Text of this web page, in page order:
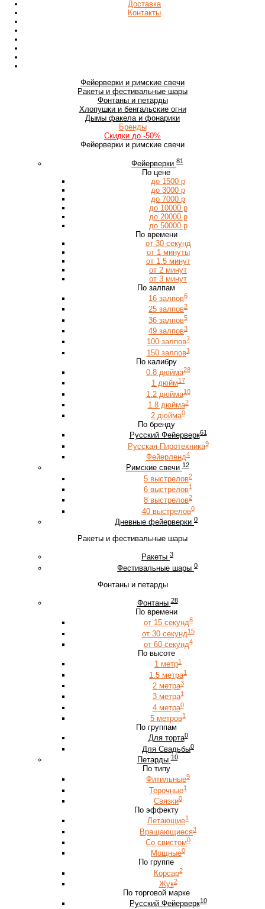
Доставка
Контакты
Фейерверки и римские свечи
Ракеты и фестивальные шары
Фонтаны и петарды
Хлопушки и бенгальские огни
Дымы факела и фонарики
Бренды
Скидки до -50%
Фейерверки и римские свечи
Фейерверки 81
По цене
до 1500 р
до 3000 р
до 7000 р
до 10000 р
до 20000 р
до 50000 р
По времени
от 30 секунд
от 1 минуты
от 1.5 минут
от 2 минут
от 3 минут
По залпам
16 залпов6
25 залпов2
36 залпов5
49 залпов3
100 залпов7
150 залпов1
По калибру
0.8 дюйма28
1 дюйм17
1.2 дюйма10
1.8 дюйма2
2 дюйма0
По бренду
Русский Фейерверк61
Русская Пиротехника9
Фейерленд4
Римские свечи 12
5 выстрелов2
6 выстрелов1
8 выстрелов2
40 выстрелов0
Дневные фейерверки 0
Ракеты и фестивальные шары
Ракеты 3
Фестивальные шары 0
Фонтаны и петарды
Фонтаны 28
По времени
от 15 секунд8
от 30 секунд15
от 60 секунд4
По высоте
1 метр1
1.5 метра1
2 метра3
3 метра1
4 метра0
5 метров1
По группам
Для торта0
Для Свадьбы0
Петарды 10
По типу
Фитильные9
Терочные1
Связки0
По эффекту
Летающие1
Вращающиеся3
Со свистом0
Мощные0
По группе
Корсар2
Жук2
По торговой марке
Русский Фейерверк10